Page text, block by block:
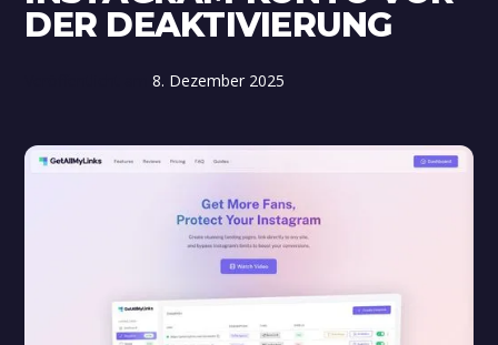
DER DEAKTIVIERUNG
8. Dezember 2025